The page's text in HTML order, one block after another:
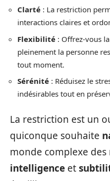
Clarté : La restriction
interactions claires et
Flexibilité : Offrez-vous
pleinement la personne
tout moment.
Sérénité : Réduisez le
indésirables tout en
La restriction est un
quiconque souhaite
monde complexe des
intelligence et